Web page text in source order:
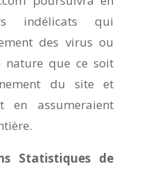
indélicats qui
des virus ou
nature que ce soit
du site et
en assumeraient
Statistiques de